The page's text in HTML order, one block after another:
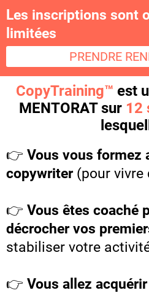
Les inscriptions sont
limitées
PRENDRE
CopyTraining™ est
MENTORAT sur 12
👉 Vous vous formez
copywriter(pour vivre
👉 Vous êtes coaché
décrocher vos
stabiliser votre
👉 Vous allez